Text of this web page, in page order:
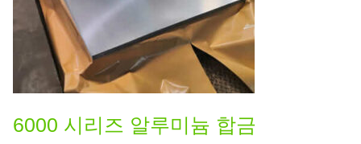
6000 시리즈 알루미늄 합금